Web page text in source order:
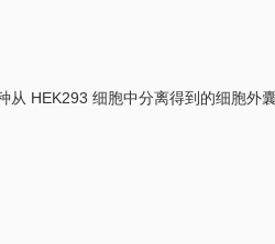
从 HEK293 细胞中分离得到的细胞